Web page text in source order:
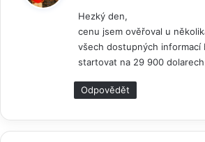
a
l
:
Hezký den,
cenu jsem ověřoval u
všech dostupných informací
startovat na 29 900
Odpovědět